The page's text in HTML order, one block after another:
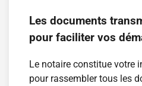
Les documents
pour faciliter vos
Le notaire constitue votre
pour rassembler tous les